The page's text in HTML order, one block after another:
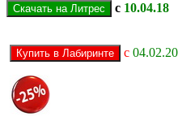
с 10.04.18
с